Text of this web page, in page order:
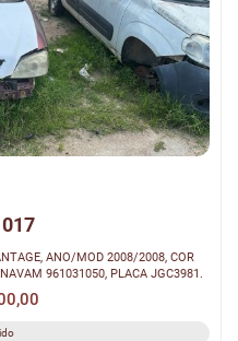
017
ANO/MOD 2008/2008, COR
961031050, PLACA JGC3981.